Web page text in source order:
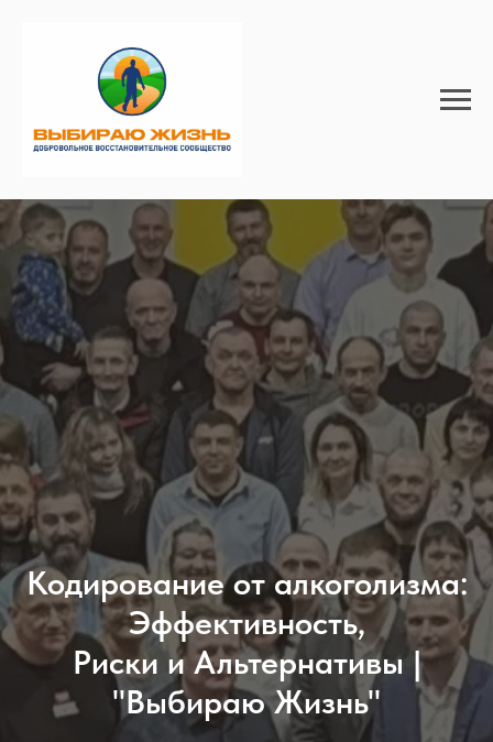
Кодирование от алкоголизма:
Эффективность,
Риски и Альтернативы |
"Выбираю Жизнь"